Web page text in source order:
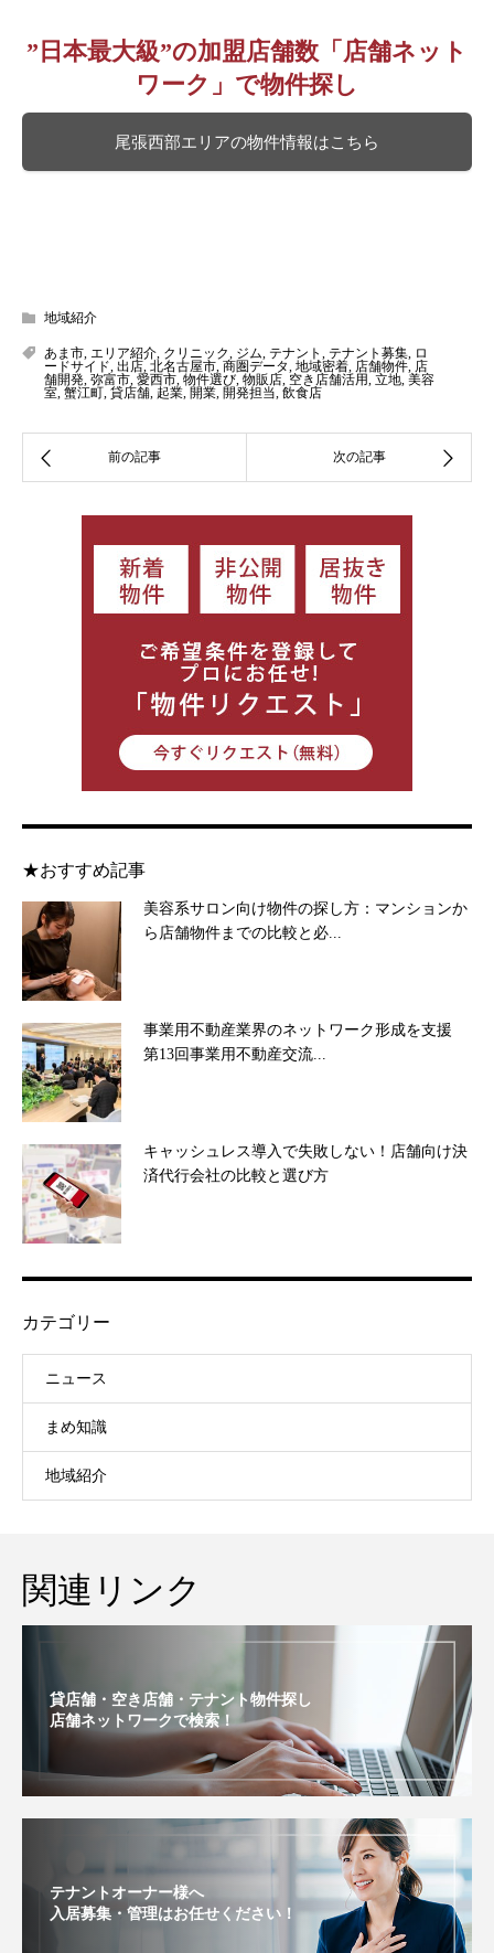
”日本最大級”の加盟店舗数「店舗ネット
ワーク」で物件探し
尾張西部エリアの物件情報はこちら
地域紹介
あま市, エリア紹介, クリニック, ジム, テナント , テナント募集, ロ
ードサイド, 出店, 北名古屋市, 商圏データ, 地域密着, 店舗物件, 店
舗開発, 弥富市, 愛西市, 物件選び, 物販店, 空き店舗活用, 立地, 美容
室, 蟹江町, 貸店舗, 起業, 開業, 開発担当, 飲食店
★おすすめ記事
美容系サロン向け物件の探し方：マンションか
ら店舗物件までの比較と必...
事業用不動産業界のネットワーク形成を支援
第13回事業用不動産交流...
キャッシュレス導入で失敗しない！店舗向け決
済代行会社の比較と選び方
カテゴリー
ニュース
まめ知識
地域紹介
関連リンク
貸店舗・空き店舗・テナント物件探し
店舗ネットワークで検索！
テナントオーナー様へ
入居募集・管理はお任せください！